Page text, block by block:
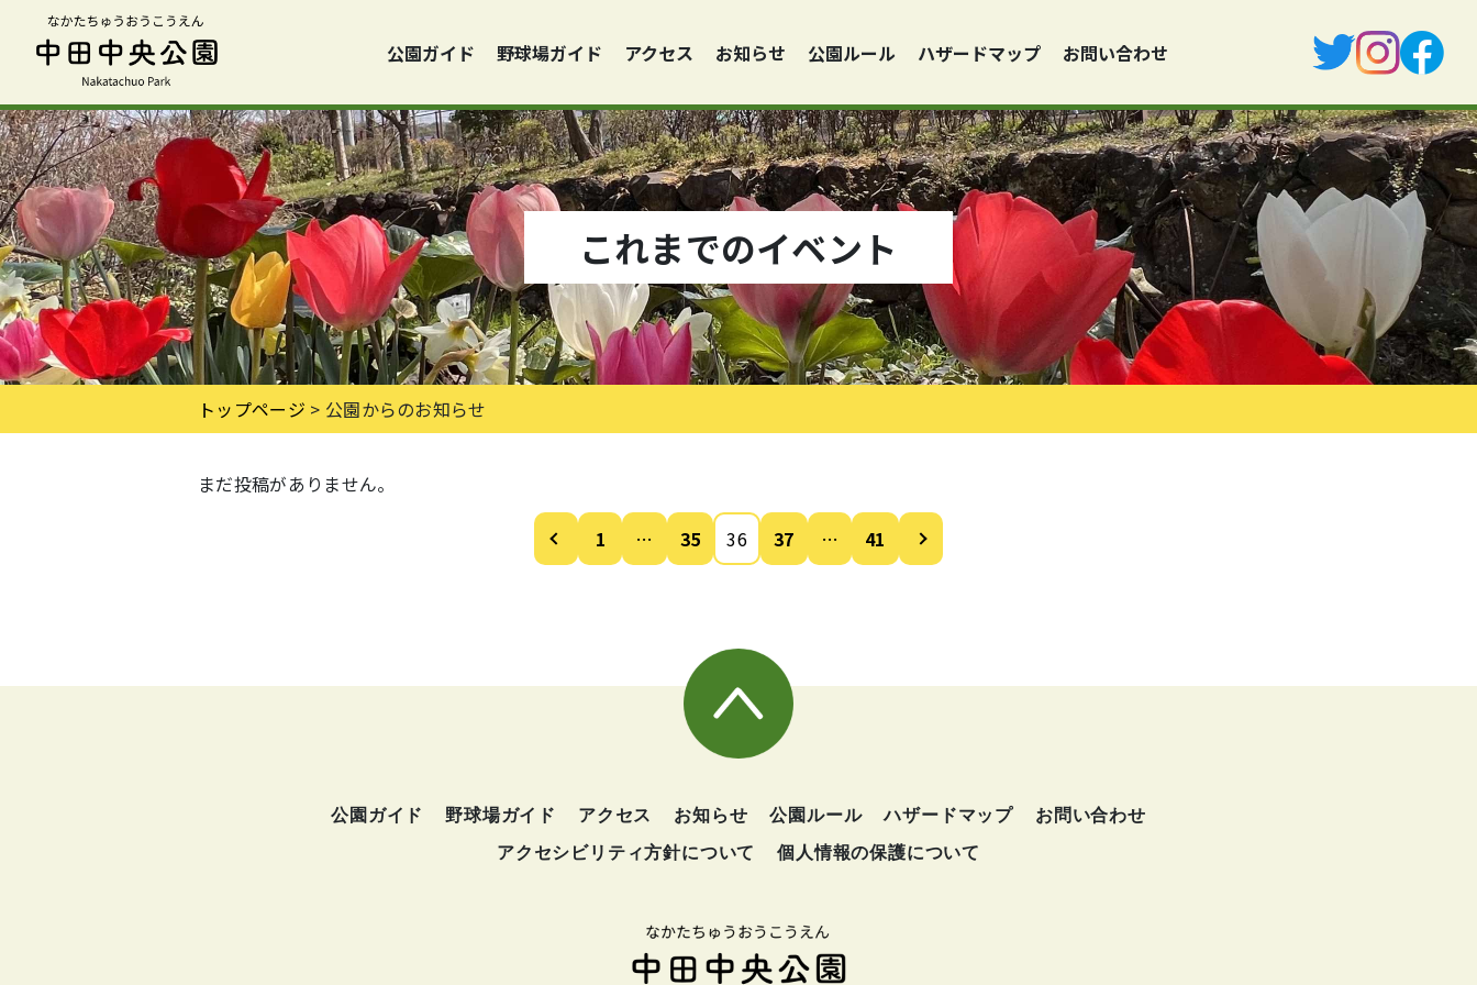
公園ガイド 野球場ガイド アクセス お知らせ 公園ルール ハザードマップ お問い合わせ
これまでのイベント
トップページ > 公園からのお知らせ
まだ投稿がありません。
投
の
ペ
ー
送
1 … 35 36 37 … 41
公園ガイド 野球場ガイド アクセス お知らせ 公園ルール ハザードマップ
お問い合わせ
アクセシビリティ方針について
個人情報の保護について